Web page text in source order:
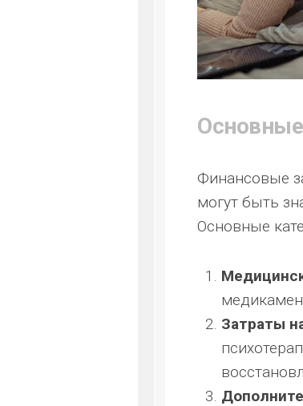
Основные
Финансовые
могут быть
Основные
Затраты